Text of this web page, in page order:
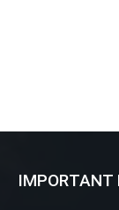
IMPORTANT